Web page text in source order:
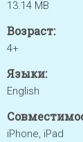
13.14 MB
Возраст:
4+
Языки:
English
iPhone, iPad